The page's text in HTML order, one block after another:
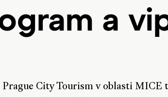
a
Prague City Tourism v oblasti MICE